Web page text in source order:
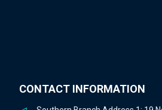
CONTACT INFORMATION